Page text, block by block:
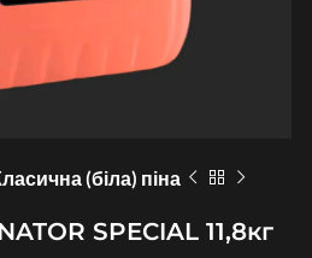
(біла) піна
SPECIAL 11,8кг